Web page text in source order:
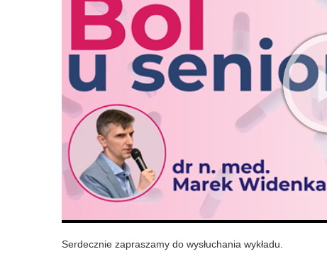
Serdecznie zapraszamy do wysłuchania wykładu.